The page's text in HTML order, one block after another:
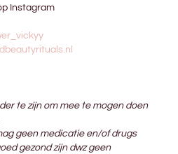
Instagram
te zijn om mee te mogen doen
geen medicatie en/of drugs
gezond zijn dwz geen